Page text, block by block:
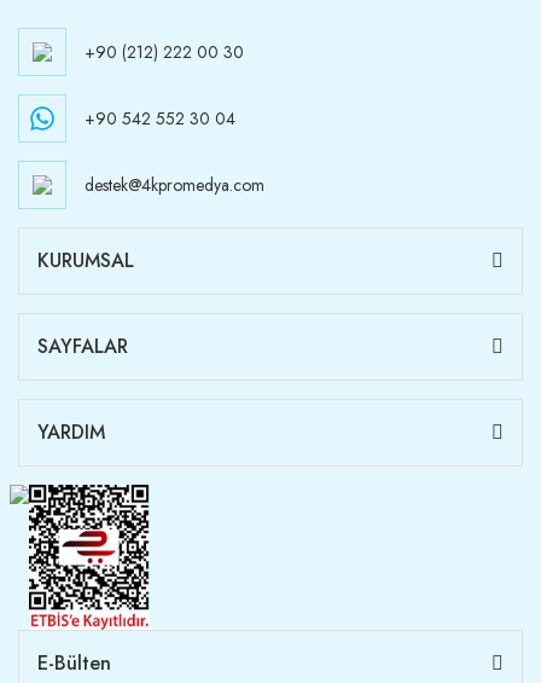
+90 (212) 222 00 30
+90 542 552 30 04
destek@4kpromedya.com
KURUMSAL
SAYFALAR
YARDIM
E-Bülten